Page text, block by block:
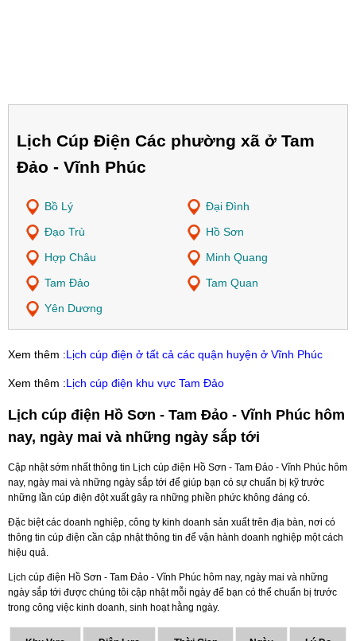
Lịch Cúp Điện Các phường xã ở Tam
Đảo - Vĩnh Phúc
Bồ Lý
Đại Đình
Đạo Trù
Hồ Sơn
Hợp Châu
Minh Quang
Tam Đảo
Tam Quan
Yên Dương
Xem thêm :Lịch cúp điện ở tất cả các quận huyện ở Vĩnh Phúc
Xem thêm :Lịch cúp điện khu vực Tam Đảo
Lịch cúp điện Hồ Sơn - Tam Đảo - Vĩnh Phúc hôm
nay, ngày mai và những ngày sắp tới
Cập nhật sớm nhất thông tin Lịch cúp điện Hồ Sơn - Tam Đảo - Vĩnh Phúc hôm
nay, ngày mai và những ngày sắp tới để giúp bạn có sự chuẩn bị kỹ trước
những lần cúp điện đột xuất gây ra những phiền phức không đáng có.
Đặc biệt các doanh nghiệp, công ty kinh doanh sản xuất trên địa bàn, nơi có
thông tin cúp điện cần cập nhật thông tin để vận hành doanh nghiệp một cách
hiệu quả.
Lịch cúp điện Hồ Sơn - Tam Đảo - Vĩnh Phúc hôm nay, ngày mai và những
ngày sắp tới được chúng tôi cập nhật mỗi ngày để bạn có thể chuẩn bị trước
trong công việc kinh doanh, sinh hoạt hằng ngày.